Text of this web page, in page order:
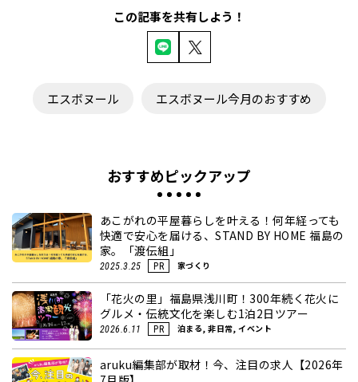
この記事を共有しよう！
エスボヌール エスボヌール今月のおすすめ
おすすめピックアップ
あこがれの平屋暮らしを叶える！何年経っても
快適で安心を届ける、STAND BY HOME 福島の
家。「渡伝組」
2025.3.25 PR 家づくり
「花火の里」福島県浅川町！300年続く花火に
グルメ・伝統文化を楽しむ1泊2日ツアー
2026.6.11 PR 泊まる, 非日常, イベント
aruku編集部が取材！今、注目の求人【2026年